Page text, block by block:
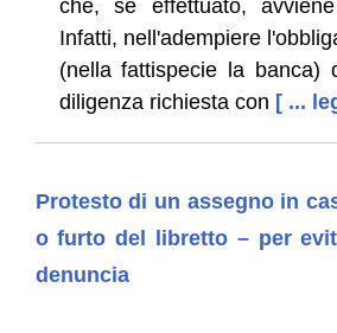
che, se effettuato,
Infatti, nell'adempiere
(nella fattispecie la banca)
diligenza richiesta con [ ...
Protesto di un assegno in
o furto del libretto – per
denuncia